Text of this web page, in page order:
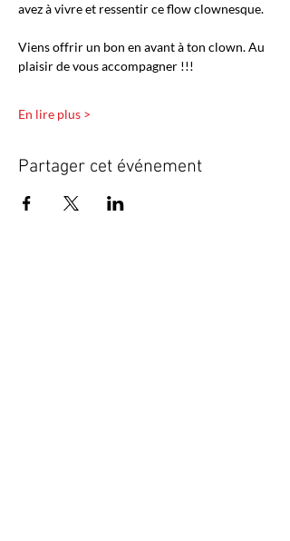
avez à vivre et ressentir ce flow clownesque.
Viens offrir un bon en avant à ton clown. Au
plaisir de vous accompagner !!!
En lire plus >
Partager cet événement